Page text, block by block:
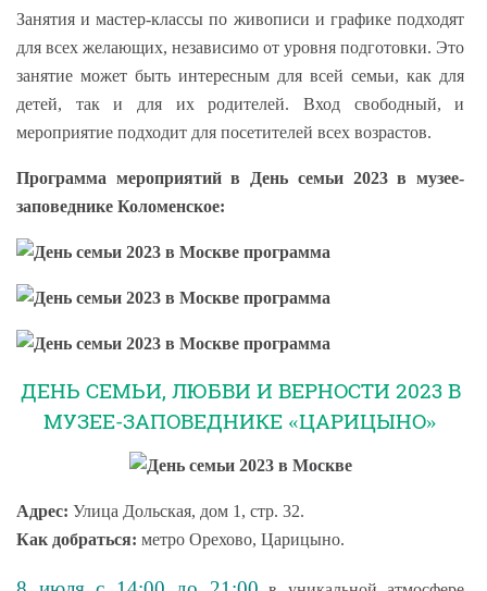
Занятия и мастер-классы по живописи и графике подходят
для всех желающих, независимо от уровня подготовки. Это
занятие может быть интересным для всей семьи, как для
детей, так и для их родителей. Вход свободный, и
мероприятие подходит для посетителей всех возрастов.
Программа мероприятий в День семьи 2023 в музее-
заповеднике Коломенское:
ДЕНЬ СЕМЬИ, ЛЮБВИ И ВЕРНОСТИ 2023 В
МУЗЕЕ-ЗАПОВЕДНИКЕ «ЦАРИЦЫНО»
Адрес: Улица Дольская, дом 1, стр. 32.
Как добраться: метро Орехово, Царицыно.